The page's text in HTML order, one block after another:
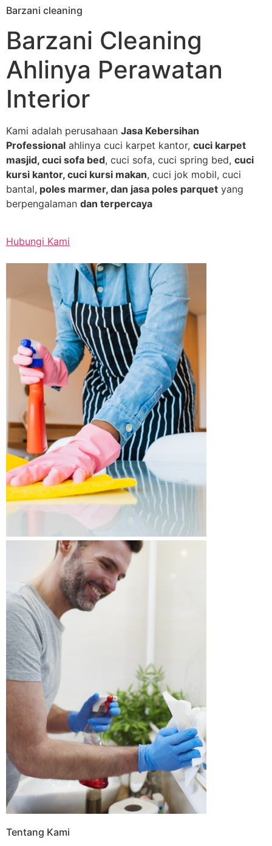
Skip
content
Barzani cleaning
Barzani Cleaning
Ahlinya Perawatan
Interior
Kami adalah perusahaan Jasa Kebersihan
Professional ahlinya cuci karpet kantor, cuci karpet
masjid, cuci sofa bed, cuci sofa, cuci spring bed, cuci
kursi kantor, cuci kursi makan, cuci jok mobil, cuci
bantal, poles marmer, dan jasa poles parquet yang
berpengalaman dan terpercaya
Hubungi Kami
Tentang Kami